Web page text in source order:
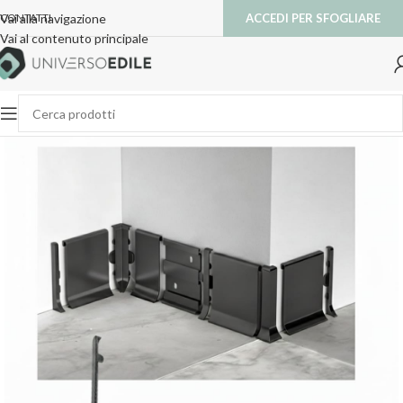
Vai alla navigazione
Vai al contenuto principale
CONTATTI ACCEDI PER SFOGLIARE